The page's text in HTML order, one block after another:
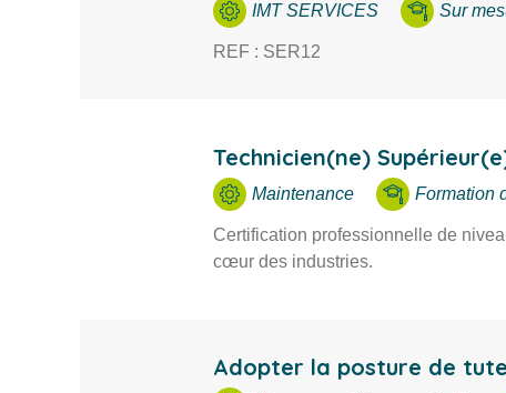
IMT SERVICES Sur
REF : SER12
Technicien(ne)
Maintenance Formation
Certification professionnelle de
cœur des industries.
Adopter la posture de